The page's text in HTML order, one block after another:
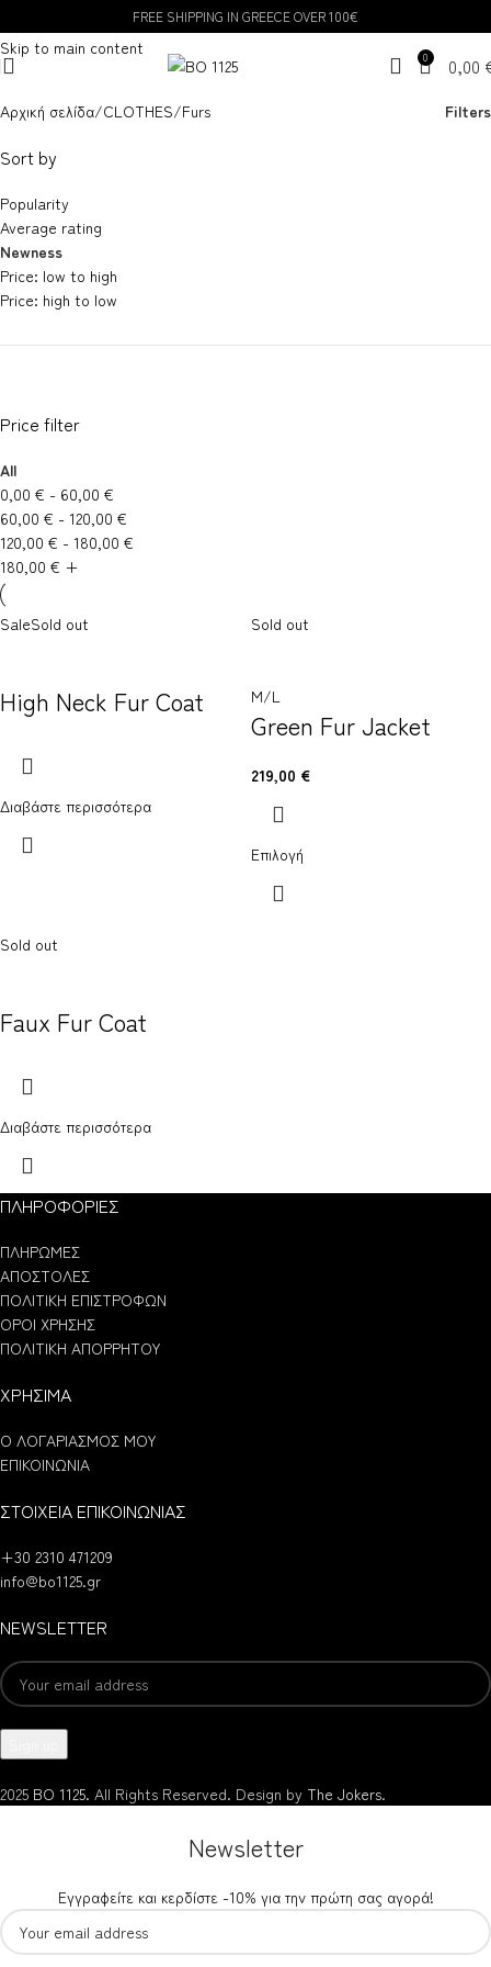
Skip to main content
FREE SHIPPING IN GREECE OVER 100€
0 0,00
Αρχική σελίδα CLOTHES Furs Filters
Sort by
Popularity
Average rating
Newness
Price: low to high
Price: high to low
Price filter
All
0,00 € - 60,00 €
60,00 € - 120,00 €
120,00 € - 180,00 €
180,00 € +
SaleSold out
High Neck Fur Coat
Διαβάστε περισσότερα
Sold out
M/L
Green Fur Jacket
219,00 €
Επιλογή
Sold out
Faux Fur Coat
Διαβάστε περισσότερα
ΠΛΗΡΟΦΟΡΙΕΣ
ΠΛΗΡΩΜΕΣ
ΑΠΟΣΤΟΛΕΣ
ΠΟΛΙΤΙΚΗ ΕΠΙΣΤΡΟΦΩΝ
ΟΡΟΙ ΧΡΗΣΗΣ
ΠΟΛΙΤΙΚΗ ΑΠΟΡΡΗΤΟΥ
ΧΡΗΣΙΜΑ
Ο ΛΟΓΑΡΙΑΣΜΟΣ ΜΟΥ
ΕΠΙΚΟΙΝΩΝΙΑ
ΣΤΟΙΧΕΙΑ ΕΠΙΚΟΙΝΩΝΙΑΣ
+30 2310 471209
info@bo1125.gr
NEWSLETTER
2025 BO 1125. All Rights Reserved. Design by The Jokers.
Newsletter
Εγγραφείτε και κερδίστε -10% για την πρώτη σας αγορά!